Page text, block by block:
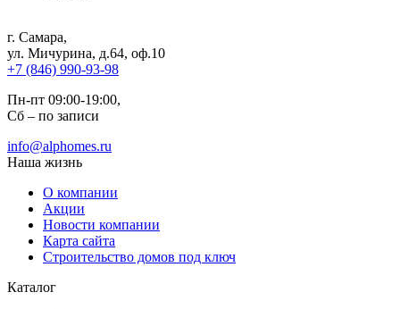
г. Самара,
ул. Мичурина, д.64, оф.10
+7 (846) 990-93-98
Пн-пт 09:00-19:00,
Сб – по записи
info@alphomes.ru
Наша жизнь
О компании
Акции
Новости компании
Карта сайта
Строительство домов под ключ
Каталог